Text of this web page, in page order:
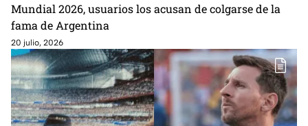
Mundial 2026, usuarios los acusan de colgarse de la
fama de Argentina
20 julio, 2026